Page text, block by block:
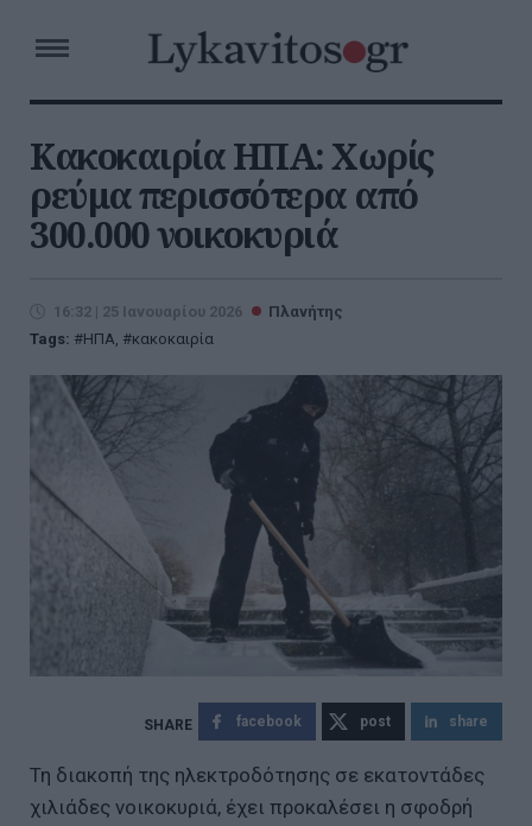
Κακοκαιρία ΗΠΑ: Χωρίς
ρεύμα περισσότερα από
300.000 νοικοκυριά
16:32 | 25 Ιανουαρίου 2026
Πλανήτης
Tags:
ΗΠΑ, κακοκαιρία
facebook post share
Τη διακοπή της ηλεκτροδότησης σε εκατοντάδες
χιλιάδες νοικοκυριά, έχει προκαλέσει η σφοδρή